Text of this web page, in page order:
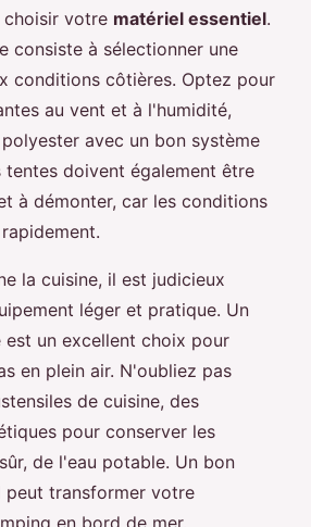
votre matériel essentiel.
consiste à sélectionner une
conditions côtières. Optez pour
au vent et à l'humidité,
avec un bon système
tentes doivent également être
à démonter, car les conditions
la cuisine, il est judicieux
léger et pratique. Un
un excellent choix pour
en plein air. N'oubliez pas
de cuisine, des
pour conserver les
de l'eau potable. Un bon
peut transformer votre
en bord de mer.